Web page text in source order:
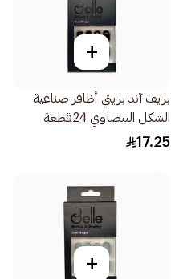
+
بريف آند بريتي أظافر صناعية
الشكل البيضاوي 24قطعة
17.25
+